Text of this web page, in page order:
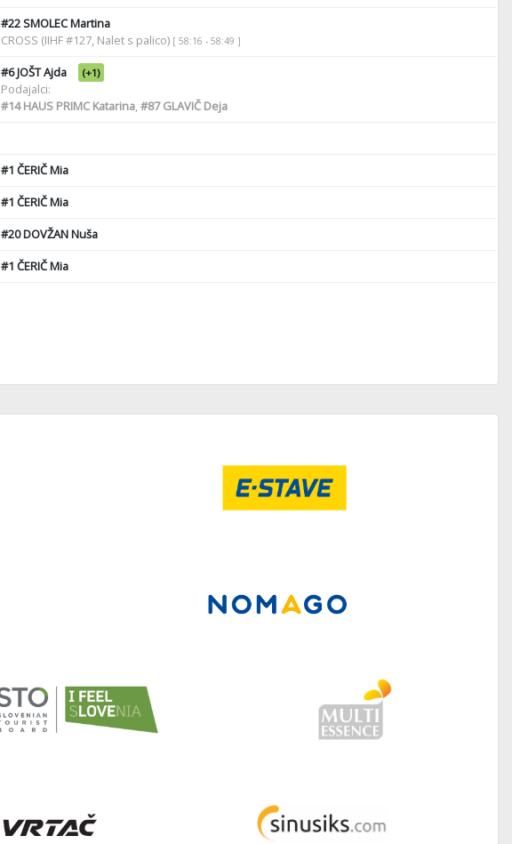
#22SMOLEC Martina
CROSS (IIHF #127, Nalet s palico) [ 58:16 - 58:49 ]
#6JOŠT Ajda (+1)
Podajalci:
#14HAUS PRIMC Katarina,#87GLAVIČ Deja
#1 ČERIČ Mia
#1 ČERIČ Mia
#20DOVŽAN Nuša
#1 ČERIČ Mia